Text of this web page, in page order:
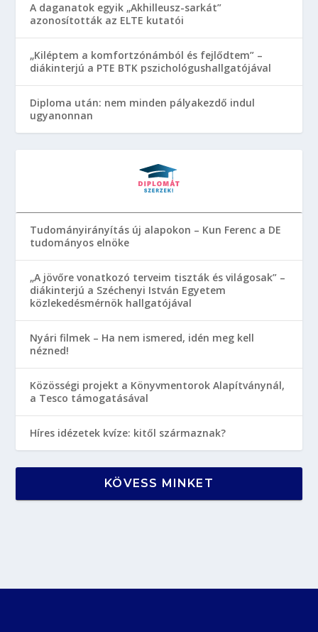
A daganatok egyik „Akhilleusz-sarkát”
azonosították az ELTE kutatói
„Kiléptem a komfortzónámból és fejlődtem” –
diákinterjú a PTE BTK pszichológushallgatójával
Diploma után: nem minden pályakezdő indul
ugyanonnan
Tudományirányítás új alapokon – Kun Ferenc a DE
tudományos elnöke
„A jövőre vonatkozó terveim tiszták és világosak” –
diákinterjú a Széchenyi István Egyetem
közlekedésmérnök hallgatójával
Nyári filmek – Ha nem ismered, idén meg kell
nézned!
Közösségi projekt a Könyvmentorok Alapítványnál,
a Tesco támogatásával
Híres idézetek kvíze: kitől származnak?
KÖVESS MINKET